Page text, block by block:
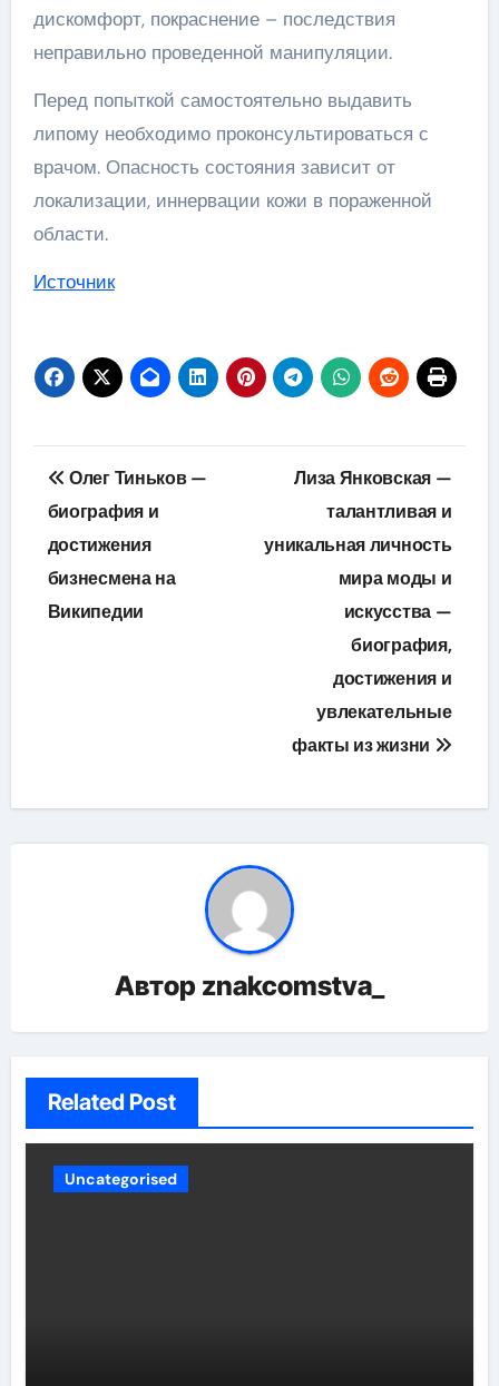
дискомфорт, покраснение – последствия
неправильно проведенной манипуляции.
Перед попыткой самостоятельно выдавить
липому необходимо проконсультироваться с
врачом. Опасность состояния зависит от
локализации, иннервации кожи в пораженной
области.
Источник
Навигация
по
записям
Олег Тиньков —
биография и
достижения
бизнесмена на
Википедии
Лиза Янковская —
талантливая и
уникальная личность
мира моды и
искусства —
биография,
достижения и
увлекательные
факты из жизни
Автор znakcomstva_
Related Post
Uncategorised